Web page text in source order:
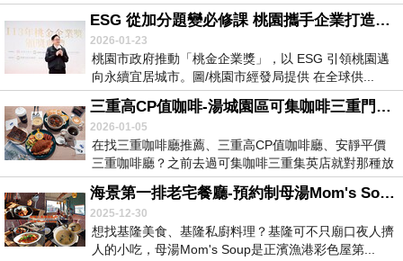
ESG 從加分題變必修課 桃園攜手企業打造永續宜居城市
2026-01-23
桃園市政府推動「桃金企業獎」，以 ESG 引領桃園邁
向永續宜居城市。圖/桃園市經發局提供 在全球供...
三重高CP值咖啡-湯城園區可集咖啡三重門市，湯城平價高CP值全天早午餐，三重寵物友善餐廳
2026-01-05
在找三重咖啡廳推薦、三重高CP值咖啡廳、安靜平價
三重咖啡廳？之前去過可集咖啡三重集英店就對那種放
鬆的...
海景第一排老宅餐廳-預約制母湯Mom's Soup私廚，高cp值基隆景觀餐廳
2025-12-30
想找基隆美食、基隆私廚料理？基隆可不只廟口夜人擠
人的小吃，母湯Mom's Soup是正濱漁港彩色屋第...